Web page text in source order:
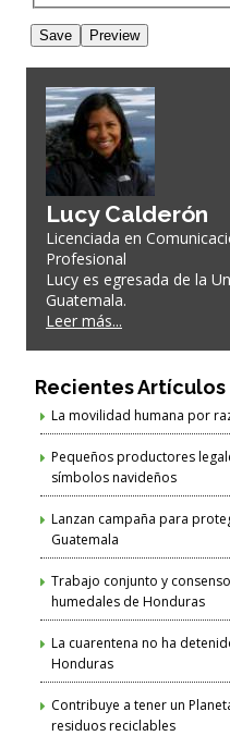
Lucy Calderón
Licenciada en
Profesional
Lucy es egresada de la
Guatemala.
Leer más...
Recientes Artículos
La movilidad humana por
Pequeños productores
símbolos navideños
Lanzan campaña para
Guatemala
Trabajo conjunto y
humedales de Honduras
La cuarentena no ha
Honduras
Contribuye a tener un
residuos reciclables